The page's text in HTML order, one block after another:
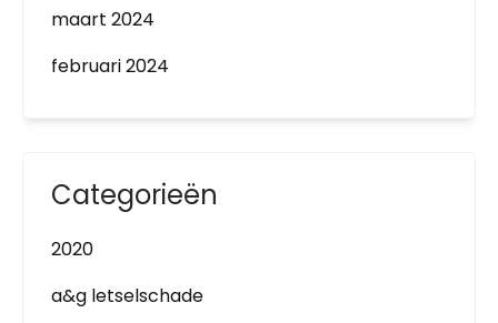
maart 2024
februari 2024
Categorieën
2020
a&g letselschade